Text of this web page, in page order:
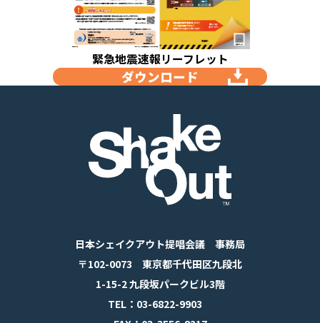
緊急地震速報リーフレット
ダウンロード
日本シェイクアウト提唱会議 事務局
〒102-0073 東京都千代田区九段北
1-15-2 九段坂パークビル3階
TEL：03-6822-9903